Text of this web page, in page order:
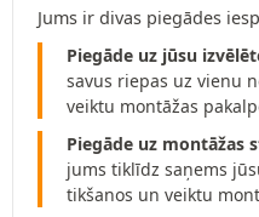
Jums ir divas piegādes
Piegāde uz jūsu
savus riepas uz vienu
veiktu montāžas
Piegāde uz montāžas
jums tiklīdz saņems
tikšanos un veiktu